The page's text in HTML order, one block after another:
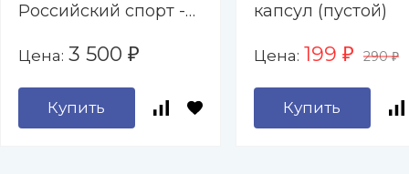
Российский спорт -
ЦСКА, Динамо,
Трудовые резервы
Цена: 3 500 ₽
Купить
капсул (пустой)
Цена: 199 ₽ 290₽
Купить